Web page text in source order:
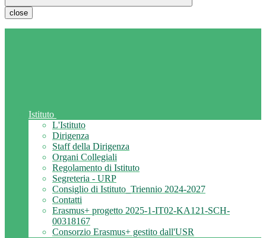
close
Istituto
L'Istituto
Dirigenza
Staff della Dirigenza
Organi Collegiali
Regolamento di Istituto
Segreteria - URP
Consiglio di Istituto_Triennio 2024-2027
Contatti
Erasmus+ progetto 2025-1-IT02-KA121-SCH-
00318167
Consorzio Erasmus+ gestito dall'USR